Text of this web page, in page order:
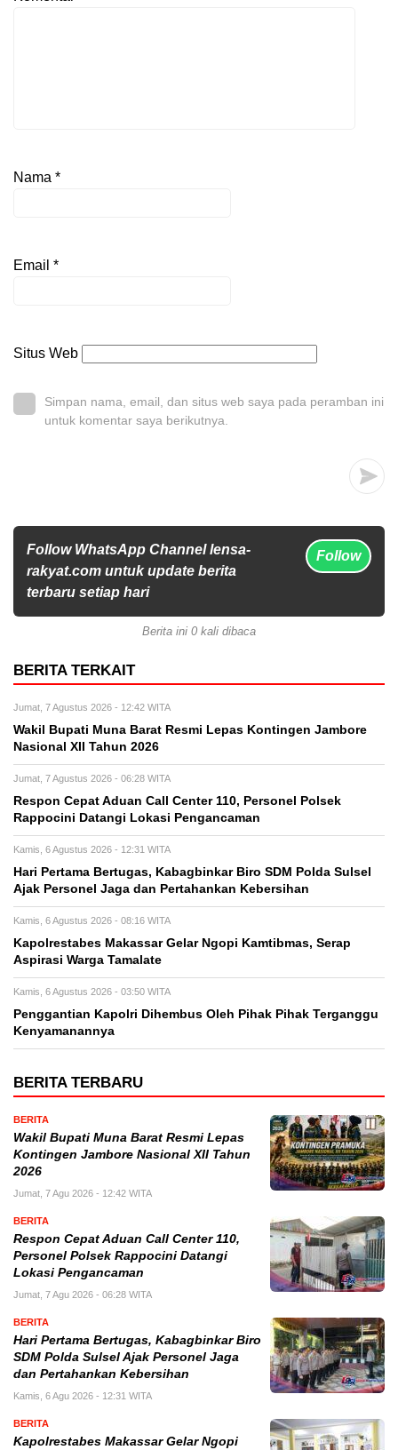
Nama *
Email *
Situs Web
Simpan nama, email, dan situs web saya pada peramban ini
untuk komentar saya berikutnya.
Follow WhatsApp Channel lensa-
rakyat.com untuk update berita
terbaru setiap hari
Follow
Berita ini 0 kali dibaca
BERITA TERKAIT
Jumat, 7 Agustus 2026 - 12:42 WITA
Wakil Bupati Muna Barat Resmi Lepas Kontingen Jambore
Nasional XII Tahun 2026
Jumat, 7 Agustus 2026 - 06:28 WITA
Respon Cepat Aduan Call Center 110, Personel Polsek
Rappocini Datangi Lokasi Pengancaman
Kamis, 6 Agustus 2026 - 12:31 WITA
Hari Pertama Bertugas, Kabagbinkar Biro SDM Polda Sulsel
Ajak Personel Jaga dan Pertahankan Kebersihan
Kamis, 6 Agustus 2026 - 08:16 WITA
Kapolrestabes Makassar Gelar Ngopi Kamtibmas, Serap
Aspirasi Warga Tamalate
Kamis, 6 Agustus 2026 - 03:50 WITA
Penggantian Kapolri Dihembus Oleh Pihak Pihak Terganggu
Kenyamanannya
BERITA TERBARU
BERITA
Wakil Bupati Muna Barat Resmi Lepas
Kontingen Jambore Nasional XII Tahun
2026
Jumat, 7 Agu 2026 - 12:42 WITA
BERITA
Respon Cepat Aduan Call Center 110,
Personel Polsek Rappocini Datangi
Lokasi Pengancaman
Jumat, 7 Agu 2026 - 06:28 WITA
BERITA
Hari Pertama Bertugas, Kabagbinkar Biro
SDM Polda Sulsel Ajak Personel Jaga
dan Pertahankan Kebersihan
Kamis, 6 Agu 2026 - 12:31 WITA
BERITA
Kapolrestabes Makassar Gelar Ngopi